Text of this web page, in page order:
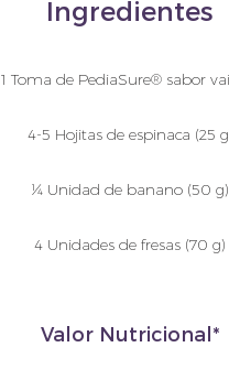
Ingredientes
1 Toma de PediaSure® sabor
4-5 Hojitas de espinaca (25
¼ Unidad de banano (50 g)
4 Unidades de fresas (70 g)
Valor Nutricional*